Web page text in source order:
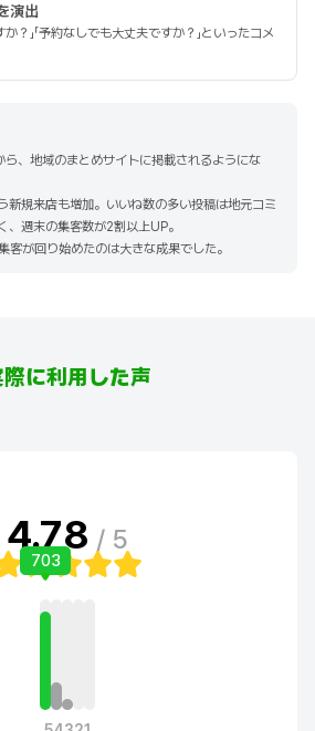
演出
？」「予約なしでも大丈夫ですか？」といったコメ
ら、地域のまとめサイトに掲載されるようにな
新規来店も増加。いいね数の多い投稿は地元コミ
、週末の集客数が2割以上UP。
客が回り始めたのは大きな成果でした。
際に利用した声
4.78 / 5
703